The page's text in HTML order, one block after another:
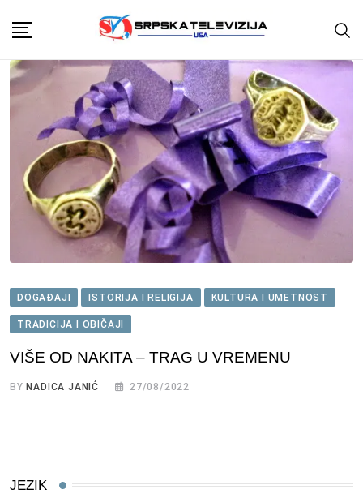
content
DOGAĐAJI ISTORIJA I RELIGIJA KULTURA I UMETNOST
TRADICIJA I OBIČAJI
VIŠE OD NAKITA – TRAG U VREMENU
BY NADICA JANIĆ 27/08/2022
JEZIK